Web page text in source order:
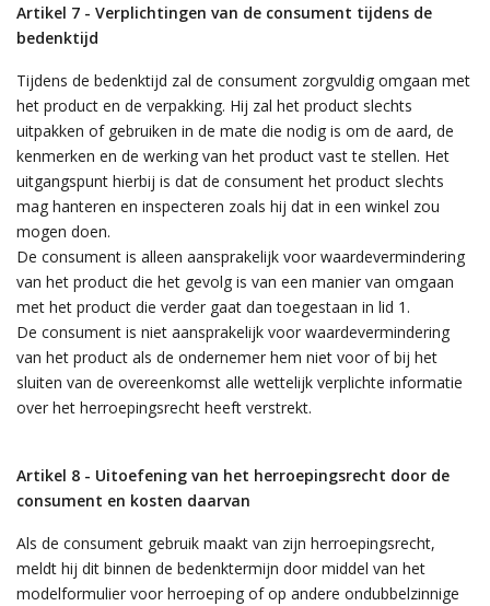
Artikel 7 - Verplichtingen van de consument tijdens de
bedenktijd
Tijdens de bedenktijd zal de consument zorgvuldig omgaan met
het product en de verpakking. Hij zal het product slechts
uitpakken of gebruiken in de mate die nodig is om de aard, de
kenmerken en de werking van het product vast te stellen. Het
uitgangspunt hierbij is dat de consument het product slechts
mag hanteren en inspecteren zoals hij dat in een winkel zou
mogen doen.
De consument is alleen aansprakelijk voor waardevermindering
van het product die het gevolg is van een manier van omgaan
met het product die verder gaat dan toegestaan in lid 1.
De consument is niet aansprakelijk voor waardevermindering
van het product als de ondernemer hem niet voor of bij het
sluiten van de overeenkomst alle wettelijk verplichte informatie
over het herroepingsrecht heeft verstrekt.
Artikel 8 - Uitoefening van het herroepingsrecht door de
consument en kosten daarvan
Als de consument gebruik maakt van zijn herroepingsrecht,
meldt hij dit binnen de bedenktermijn door middel van het
modelformulier voor herroeping of op andere ondubbelzinnige